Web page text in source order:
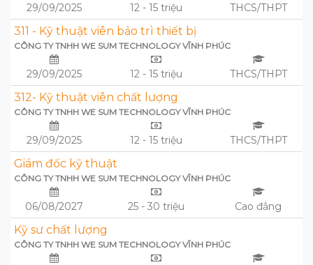
29/09/2025 12 - 15 triệu THCS/THPT
311 - Kỹ thuật viên bảo trì thiết bị
CÔNG TY TNHH WE SUM TECHNOLOGY VĨNH PHÚC
29/09/2025 12 - 15 triệu THCS/THPT
312- Kỹ thuật viên chất lượng
CÔNG TY TNHH WE SUM TECHNOLOGY VĨNH PHÚC
29/09/2025 12 - 15 triệu THCS/THPT
Giám đốc kỹ thuật
CÔNG TY TNHH WE SUM TECHNOLOGY VĨNH PHÚC
06/08/2027 25 - 30 triệu Cao đẳng
Kỹ sư chất lượng
CÔNG TY TNHH WE SUM TECHNOLOGY VĨNH PHÚC